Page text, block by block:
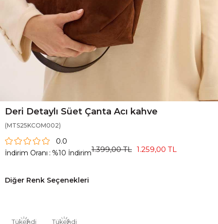
Deri Detaylı Süet Çanta Acı kahve
(MTS25KCOM002)
0.0
İndirim Oranı : %10 İndirim1.399,00 TL 1.259,00 TL
Diğer Renk Seçenekleri
Tükendi Tükendi